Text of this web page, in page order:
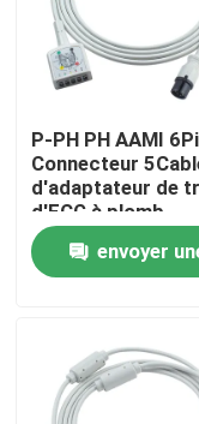
Maison
Produits
Visite d'usine
P-PH PH AAMI
Connecteur
d'adaptateur de
d'ECG à plomb
453561432691
453561227251
d'extension
envoyer